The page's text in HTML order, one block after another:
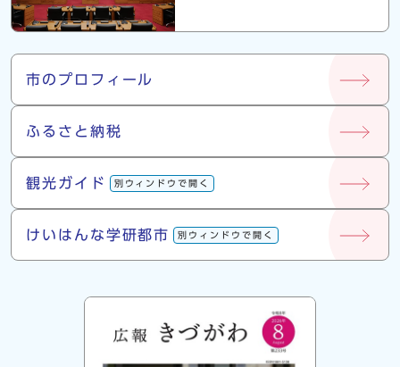
市について
市のプロフィール
ふるさと納税
観光ガイド 別ウィンドウで開く
けいはんな学研都市 別ウィンドウで開く